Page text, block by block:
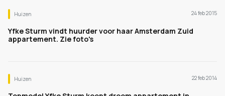
Huizen 24 feb 2015
Yfke Sturm vindt huurder voor haar Amsterdam Zuid
appartement. Zie foto's
Huizen 22 feb 2014